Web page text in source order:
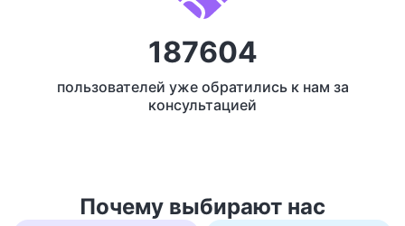
187604
пользователей уже обратились к нам за
консультацией
Почему выбирают нас